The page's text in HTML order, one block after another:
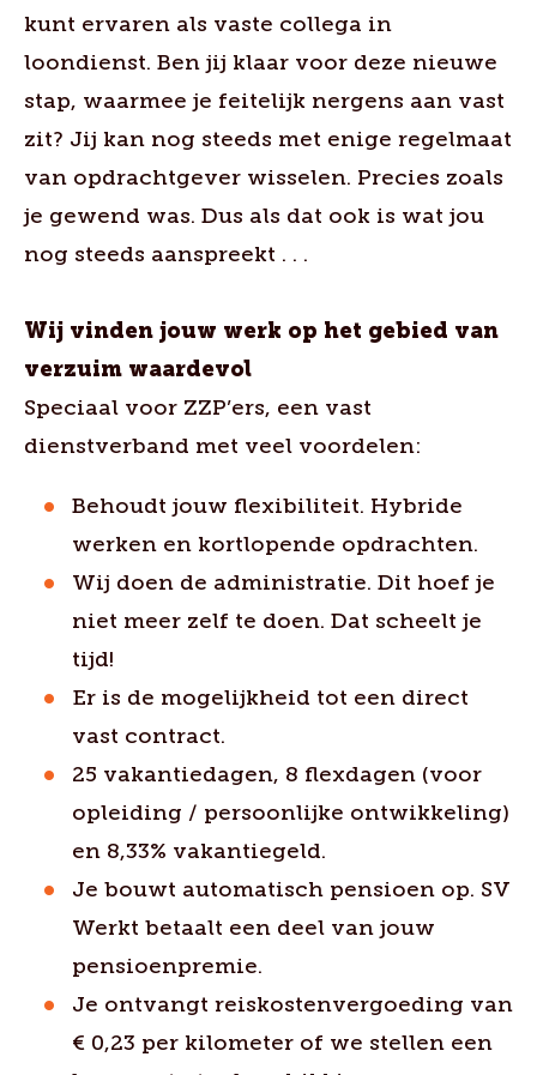
kunt ervaren als vaste collega in
loondienst. Ben jij klaar voor deze nieuwe
stap, waarmee je feitelijk nergens aan vast
zit? Jij kan nog steeds met enige regelmaat
van opdrachtgever wisselen. Precies zoals
je gewend was. Dus als dat ook is wat jou
nog steeds aanspreekt . . .
Wij vinden jouw werk op het gebied van
verzuim waardevol
Speciaal voor ZZP’ers, een vast
dienstverband met veel voordelen:
Behoudt jouw flexibiliteit. Hybride
werken en kortlopende opdrachten.
Wij doen de administratie. Dit hoef je
niet meer zelf te doen. Dat scheelt je
tijd!
Er is de mogelijkheid tot een direct
vast contract.
25 vakantiedagen, 8 flexdagen (voor
opleiding / persoonlijke ontwikkeling)
en 8,33% vakantiegeld.
Je bouwt automatisch pensioen op. SV
Werkt betaalt een deel van jouw
pensioenpremie.
Je ontvangt reiskostenvergoeding van
€ 0,23 per kilometer of we stellen een